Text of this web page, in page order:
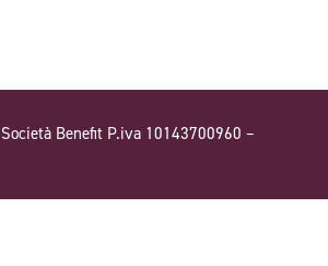
Benefit P.iva 10143700960 –